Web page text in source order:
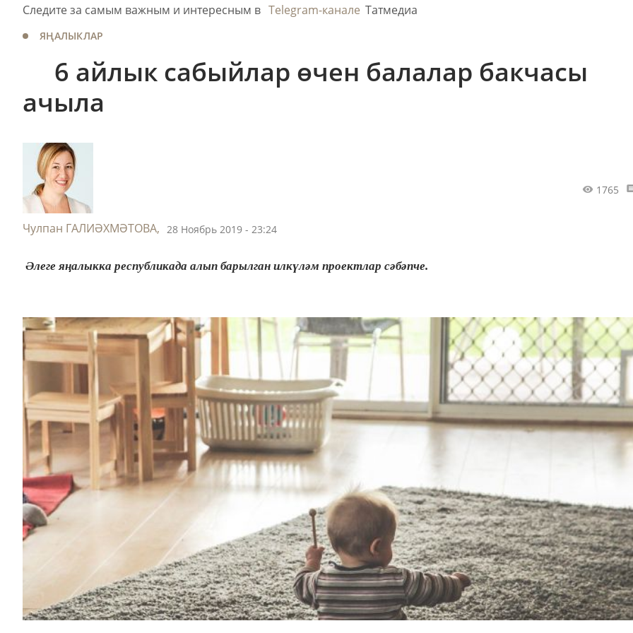
Следите за самым важным и интересным в Telegram-канале Татмедиа
ЯҢАЛЫКЛАР
6 айлык сабыйлар өчен балалар бакчасы
ачыла
Чулпан ГАЛИӘХМӘТОВА, 28 Ноябрь 2019 - 23:24
1765
Әлеге яңалыкка республикада алып барылган илкүләм проектлар сәбәпче.